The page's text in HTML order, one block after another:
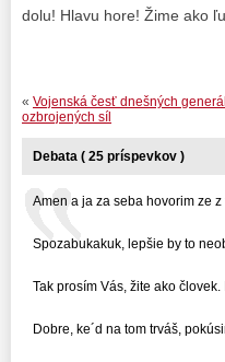
dolu! Hlavu hore! Žime ako
« Vojenská česť dnešných
ozbrojených síl
Debata ( 25 príspevkov )
Amen a ja za seba hovorim ze z
Spozabukakuk, lepšie by to
Tak prosím Vás, žite ako človek.
Dobre, ke´d na tom trváš,